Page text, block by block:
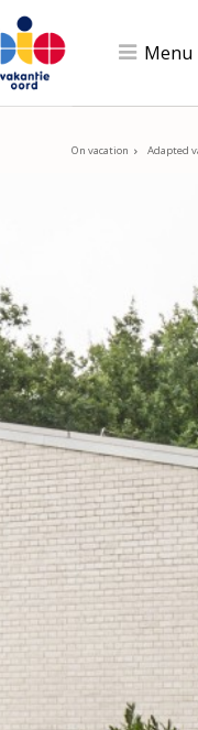
Menu
On vacation Adapted